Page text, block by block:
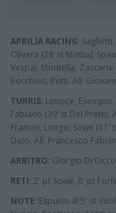
APRILIA RACING:
Olivera (28’ st Mattia),
Vespa), Montella, Zaccaria
Rocchino, Putti. All.
TURRIS: Lonoce,
Fabiano (39’ st Del Prete),
Franco), Longo, Sowe
Dato. All. Francesco
ARBITRO: Giorgio Di
RETI: 2' pt Sowe, 8' pt
NOTE: Espulso al 5' st